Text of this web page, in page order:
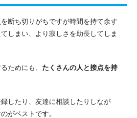
断ち切りがちですが時間を持て余す
しまい、より寂しさを助長してしま
ためにも、 たくさんの人と接点を持
したり、友達に相談したりしなが
がベストです。